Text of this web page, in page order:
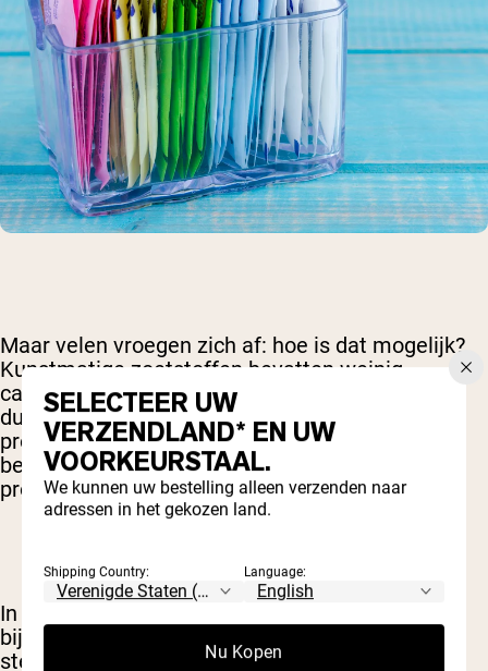
Maar velen vroegen zich af: hoe is dat mogelijk?
Kunstmatige zoetstoffen bevatten weinig
calorieën en worden niet verwerkt zoals suiker,
dus hoe kan dat dan kloppen? Onderzoekers
proberen die vraag nog steeds volledig te
beantwoorden, maar ons begrip van het hele
probleem groeit langzaam.
In mei 2015 ontdekten wetenschappers
bijvoorbeeld dat kunstmatige zoetstoffen een
sterk negatief effect hebben op de bacteriën die
SELECTEER UW
VERZENDLAND* EN UW
VOORKEURSTAAL.
We kunnen uw bestelling alleen verzenden naar
adressen in het gekozen land.
Shipping Country: Language:
Nu Kopen